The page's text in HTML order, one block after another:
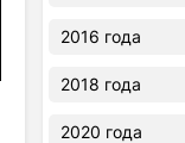
2016 года
2018 года
2020 года